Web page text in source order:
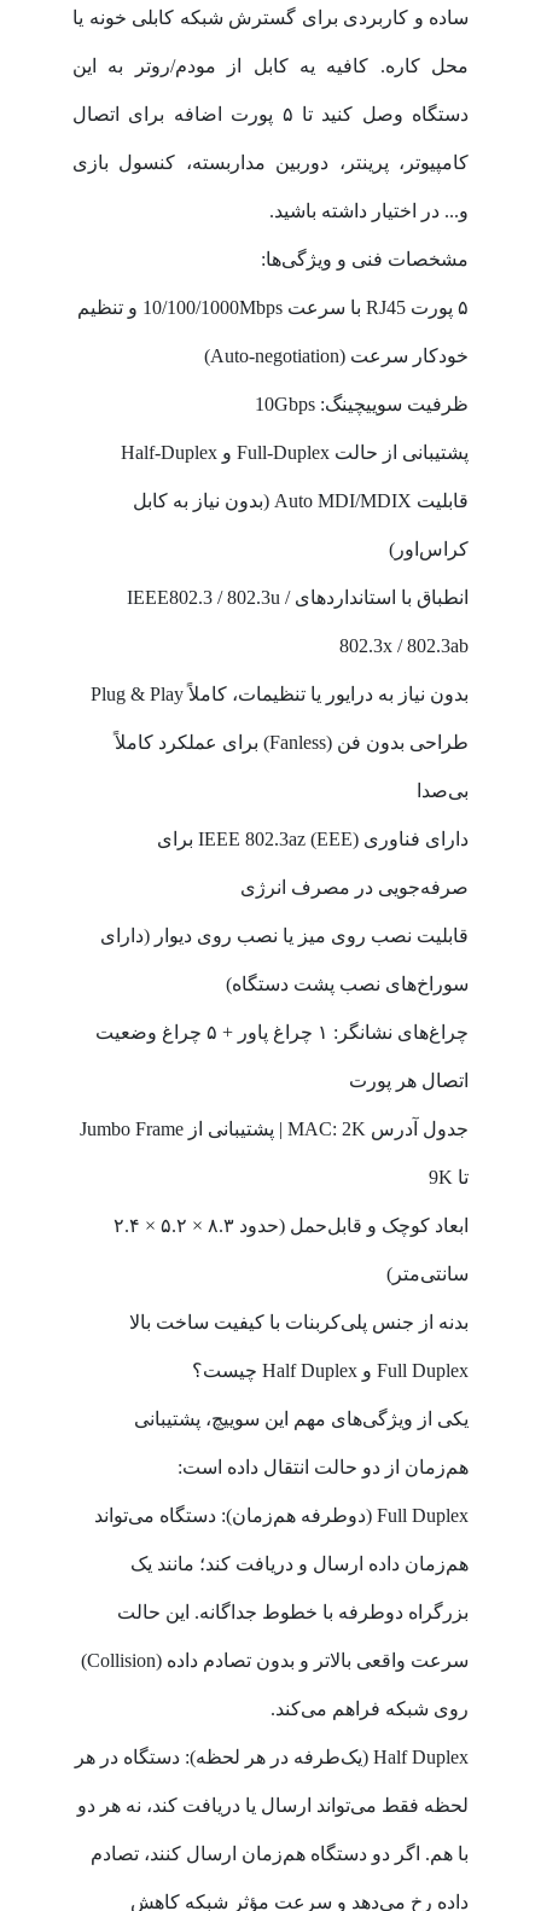
ساده و کاربردی برای گسترش شبکه کابلی خونه یا
محل کاره. کافیه یه کابل از مودم/روتر به این
دستگاه وصل کنید تا ۵ پورت اضافه برای اتصال
کامپیوتر، پرینتر، دوربین مداربسته، کنسول بازی
و... در اختیار داشته باشید.
مشخصات فنی و ویژگی‌ها:
۵ پورت RJ45 با سرعت 10/100/1000Mbps و تنظیم
خودکار سرعت (Auto-negotiation)
ظرفیت سوییچینگ: 10Gbps
پشتیبانی از حالت Full-Duplex و Half-Duplex
قابلیت Auto MDI/MDIX (بدون نیاز به کابل
کراس‌اور)
انطباق با استانداردهای IEEE802.3 / 802.3u /
802.3x / 802.3ab
بدون نیاز به درایور یا تنظیمات، کاملاً Plug & Play
طراحی بدون فن (Fanless) برای عملکرد کاملاً
بی‌صدا
دارای فناوری IEEE 802.3az (EEE) برای
صرفه‌جویی در مصرف انرژی
قابلیت نصب روی میز یا نصب روی دیوار (دارای
سوراخ‌های نصب پشت دستگاه)
چراغ‌های نشانگر: ۱ چراغ پاور + ۵ چراغ وضعیت
اتصال هر پورت
جدول آدرس MAC: 2K | پشتیبانی از Jumbo Frame
تا 9K
ابعاد کوچک و قابل‌حمل (حدود ۸.۳ × ۵.۲ × ۲.۴
سانتی‌متر)
بدنه از جنس پلی‌کربنات با کیفیت ساخت بالا
Full Duplex و Half Duplex چیست؟
یکی از ویژگی‌های مهم این سوییچ، پشتیبانی
هم‌زمان از دو حالت انتقال داده است:
Full Duplex (دوطرفه هم‌زمان): دستگاه می‌تواند
هم‌زمان داده ارسال و دریافت کند؛ مانند یک
بزرگراه دوطرفه با خطوط جداگانه. این حالت
سرعت واقعی بالاتر و بدون تصادم داده (Collision)
روی شبکه فراهم می‌کند.
Half Duplex (یک‌طرفه در هر لحظه): دستگاه در هر
لحظه فقط می‌تواند ارسال یا دریافت کند، نه هر دو
با هم. اگر دو دستگاه هم‌زمان ارسال کنند، تصادم
داده رخ می‌دهد و سرعت مؤثر شبکه کاهش